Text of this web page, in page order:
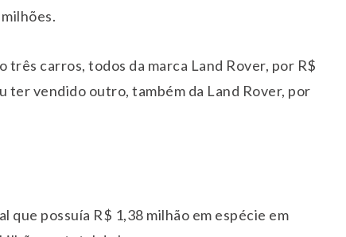
carros, todos da marca Land Rover, por R$
ter vendido outro, também da Land Rover, por
possuía R$ 1,38 milhão em espécie em